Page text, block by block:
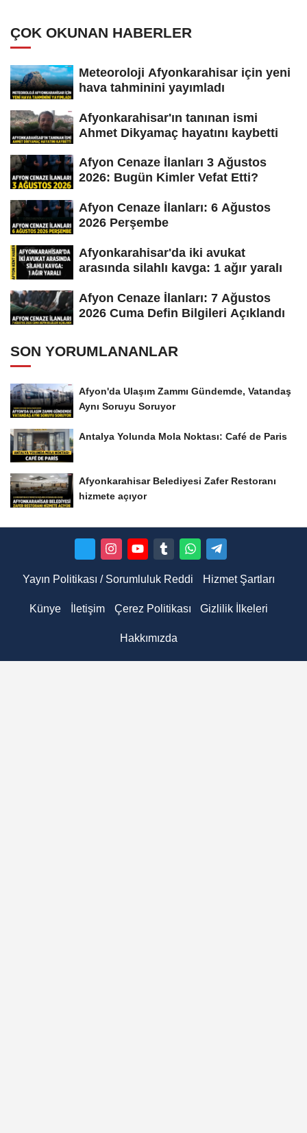
ÇOK OKUNAN HABERLER
Meteoroloji Afyonkarahisar için yeni
hava tahminini yayımladı
Afyonkarahisar'ın tanınan ismi
Ahmet Dikyamaç hayatını kaybetti
Afyon Cenaze İlanları 3 Ağustos
2026: Bugün Kimler Vefat Etti?
Afyon Cenaze İlanları: 6 Ağustos
2026 Perşembe
Afyonkarahisar'da iki avukat
arasında silahlı kavga: 1 ağır yaralı
Afyon Cenaze İlanları: 7 Ağustos
2026 Cuma Defin Bilgileri Açıklandı
SON YORUMLANANLAR
Afyon'da Ulaşım Zammı Gündemde, Vatandaş
Aynı Soruyu Soruyor
Antalya Yolunda Mola Noktası: Café de Paris
Afyonkarahisar Belediyesi Zafer Restoranı
hizmete açıyor
Yayın Politikası / Sorumluluk Reddi Hizmet Şartları
Künye İletişim Çerez Politikası Gizlilik İlkeleri
Hakkımızda